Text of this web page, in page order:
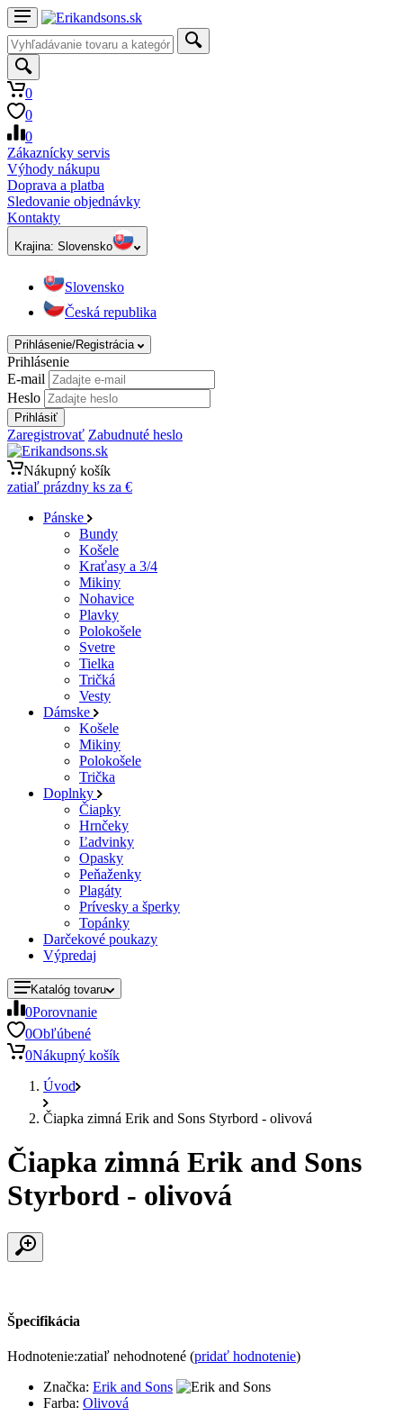
0
0
0
Zákaznícky servis
Výhody nákupu
Doprava a platba
Sledovanie objednávky
Kontakty
Krajina: Slovensko
Slovensko
Česká republika
Prihlásenie/Registrácia
Prihlásenie
E-mail
Heslo
Prihlásiť
Zaregistrovať Zabudnuté heslo
Nákupný košík
zatiaľ prázdny ks za €
Pánske
Bundy
Košele
Kraťasy a 3/4
Mikiny
Nohavice
Plavky
Polokošele
Svetre
Tielka
Tričká
Vesty
Dámske
Košele
Mikiny
Polokošele
Trička
Doplnky
Čiapky
Hrnčeky
Ľadvinky
Opasky
Peňaženky
Plagáty
Prívesky a šperky
Topánky
Darčekové poukazy
Výpredaj
Katalóg tovaru
0Porovnanie
0Obľúbené
0Nákupný košík
Úvod
Čiapka zimná Erik and Sons Styrbord - olivová
Čiapka zimná Erik and Sons
Styrbord - olivová
Špecifikácia
Hodnotenie:zatiaľ nehodnotené (pridať hodnotenie)
Značka: Erik and Sons
Farba: Olivová